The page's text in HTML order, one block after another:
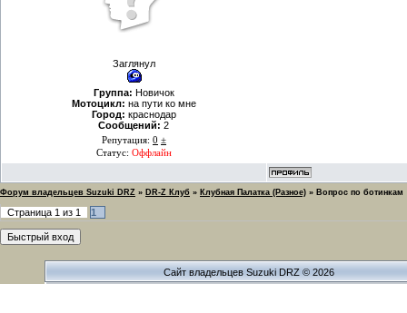
Заглянул
Группа: Новичок
Мотоцикл: на пути ко мне
Город: краснодар
Сообщений: 2
Репутация: 0 ±
Статус: Оффлайн
Форум владельцев Suzuki DRZ » DR-Z Клуб » Клубная Палатка (Разное) » Вопрос по ботинкам
Страница 1 из 1 1
Сайт владельцев Suzuki DRZ © 2026